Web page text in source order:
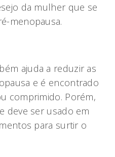
da mulher que se
menopausa.
ajuda a reduzir as
e é encontrado
comprimido. Porém,
deve ser usado em
para surtir o